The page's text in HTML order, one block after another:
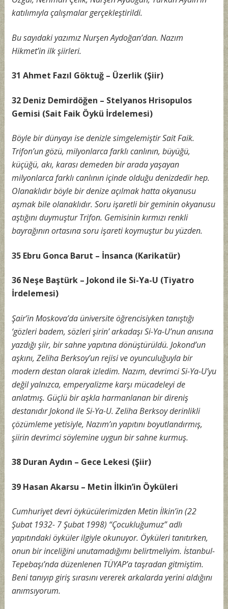
katılımıyla çalışmalar gerçekleştirildi.
Bu sayıdaki yazımız Nurşen Aydoğan’dan. Nazım
Hikmet’in ilk şiirleri.
31 Ahmet Fazıl Göktuğ – Üzerlik (Şiir)
32 Deniz Demirdöğen – Stelyanos Hrisopulos
Gemisi (Sait Faik Öykü İrdelemesi)
Böyle bir dünyayı ise denizle simgelemiştir Sait Faik.
Trifon’un gözü, milyonlarca farklı canlının, büyüğü,
küçüğü, akı, karası demeden bir arada yaşayan
milyonlarca farklı canlının içinde olduğu denizdedir hep.
Olanaklıdır böyle bir denize açılmak hatta okyanusu
aşmak bile olanaklıdır. Soru işaretli bir geminin okyanusu
aştığını duymuştur Trifon. Gemisinin kırmızı renkli
bayrağının ortasına soru işareti koymuştur bu yüzden.
35 Ebru Gonca Barut – İnsanca (Karikatür)
36 Neşe Baştürk – Jokond ile Si-Ya-U (Tiyatro
İrdelemesi)
Şair’in Moskova’da üniversite öğrencisiyken tanıştığı
‘gözleri badem, sözleri şirin’ arkadaşı Si-Ya-U’nun anısına
yazdığı şiir, bir sahne yapıtına dönüştürüldü. Jokond’un
aşkını, Zeliha Berksoy’un rejisi ve oyunculuğuyla bir
modern destan olarak izledim. Nazım, devrimci Si-Ya-U’yu
değil yalnızca, emperyalizme karşı mücadeleyi de
anlatmış. Güçlü bir aşkla harmanlanan bir direniş
destanıdır Jokond ile Si-Ya-U. Zeliha Berksoy derinlikli
çözümleme yetisiyle, Nazım’ın yapıtını boyutlandırmış,
şiirin devrimci söylemine uygun bir sahne kurmuş.
38 Duran Aydın – Gece Lekesi (Şiir)
39 Hasan Akarsu – Metin İlkin’in Öyküleri
Cumhuriyet devri öykücülerimizden Metin İlkin’in (22
Şubat 1932- 7 Şubat 1998) “Çocukluğumuz” adlı
yapıtındaki öyküler ilgiyle okunuyor. Öyküleri tanıtırken,
onun bir inceliğini unutamadığımı belirtmeliyim. İstanbul-
Tepebaşı’nda düzenlenen TÜYAP’a taşradan gitmiştim.
Beni tanıyıp giriş sırasını vererek arkalarda yerini aldığını
anımsıyorum.